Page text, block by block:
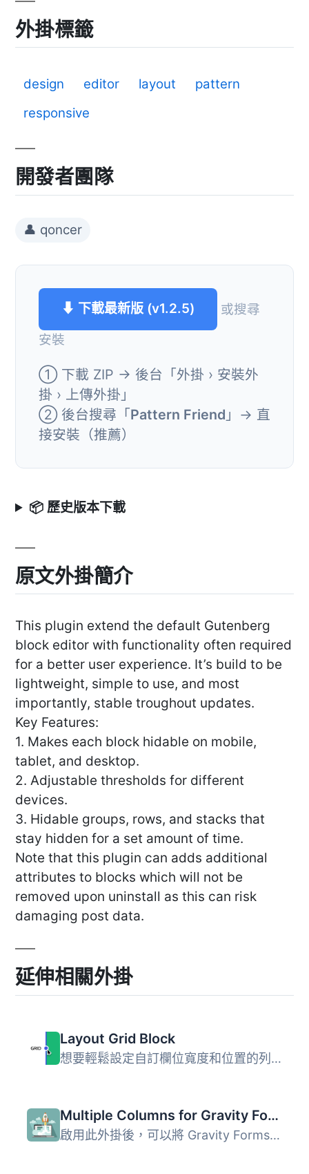
外掛標籤
design editor layout
pattern
responsive
開發者團隊
👤 qoncer
⬇ 下載最新版 (v1.2.5)
或搜尋
安裝
① 下載 ZIP → 後台「外掛 › 安裝外
掛 › 上傳外掛」
② 後台搜尋「Pattern Friend 」→ 直
接安裝（推薦）
📦 歷史版本下載
原文外掛簡介
This plugin extend the default Gutenberg
block editor with functionality often required
for a better user experience. It’s build to be
lightweight, simple to use, and most
importantly, stable troughout updates.
Key Features:
1. Makes each block hidable on mobile,
tablet, and desktop.
2. Adjustable thresholds for different
devices.
3. Hidable groups, rows, and stacks that
stay hidden for a set amount of time.
Note that this plugin can adds additional
attributes to blocks which will not be
removed upon uninstall as this can risk
damaging post data.
延伸相關外掛
Layout Grid Block
想要輕鬆設定自訂欄位寬度和位置的列排版嗎？也許您想要在文...
Multiple Columns for Gravity Forms
啟用此外掛後，可以將 Gravity Forms 元素分成多欄顯示。插件...